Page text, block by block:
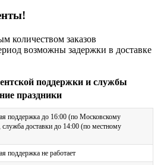
количеством заказов
возможны задержки в доставке
поддержки и службы
праздники
поддержка до 16:00 (по Московскому
служба доставки до 14:00 (по местному
поддержка не работает